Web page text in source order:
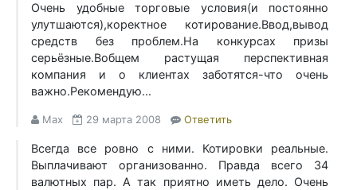
Очень удобные торговые условия(и постоянно
улутшаются),коректное котирование.Ввод,вывод
средств без проблем.На конкурсах призы
серьёзные.Вобщем растущая перспективная
компания и о клиентах заботятся-что очень
важно.Рекомендую...
Max 29 марта 2008 Ответить
Всегда все ровно с ними. Котировки реальные.
Выплачивают организованно. Правда всего 34
валютных пар. А так приятно иметь дело. Очень